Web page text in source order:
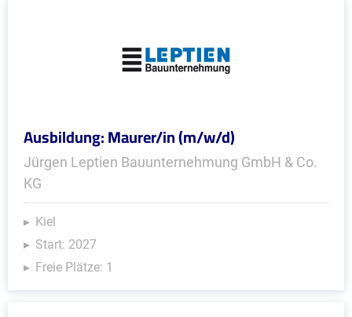
Ausbildung: Maurer/in (m/w/d)
Jürgen Leptien Bauunternehmung GmbH & Co.
KG
Kiel
Start: 2027
Freie Plätze: 1